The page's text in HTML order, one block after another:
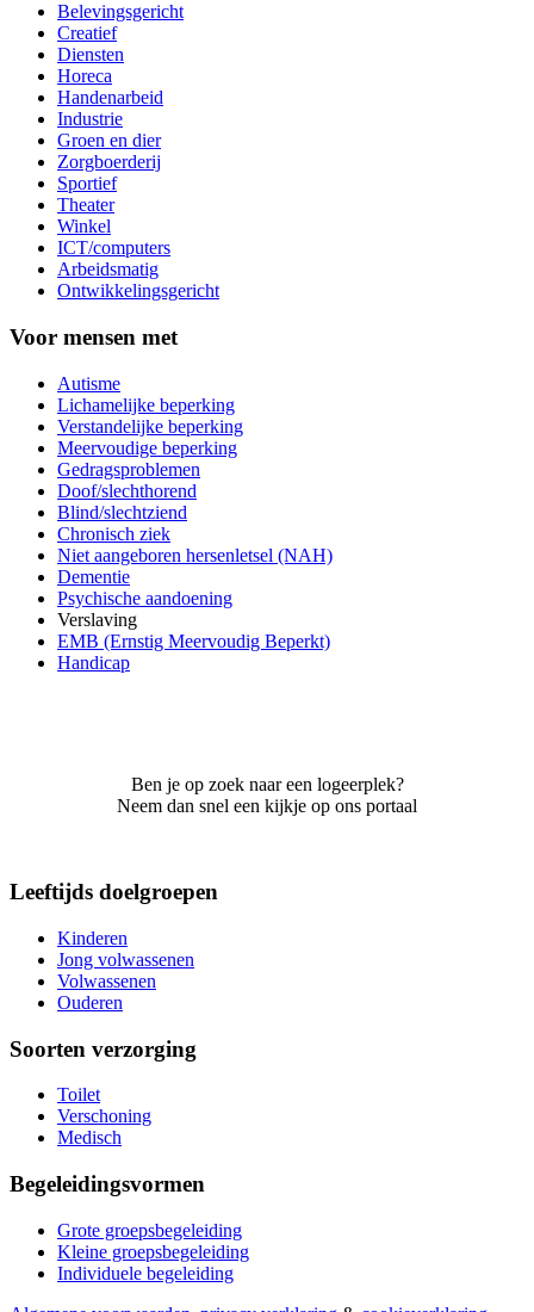
Belevingsgericht
Creatief
Diensten
Horeca
Handenarbeid
Industrie
Groen en dier
Zorgboerderij
Sportief
Theater
Winkel
ICT/computers
Arbeidsmatig
Ontwikkelingsgericht
Voor mensen met
Autisme
Lichamelijke beperking
Verstandelijke beperking
Meervoudige beperking
Gedragsproblemen
Doof/slechthorend
Blind/slechtziend
Chronisch ziek
Niet aangeboren hersenletsel (NAH)
Dementie
Psychische aandoening
Verslaving
EMB (Ernstig Meervoudig Beperkt)
Handicap
Ben je op zoek naar een logeerplek?
Neem dan snel een kijkje op ons portaal
Leeftijds doelgroepen
Kinderen
Jong volwassenen
Volwassenen
Ouderen
Soorten verzorging
Toilet
Verschoning
Medisch
Begeleidingsvormen
Grote groepsbegeleiding
Kleine groepsbegeleiding
Individuele begeleiding